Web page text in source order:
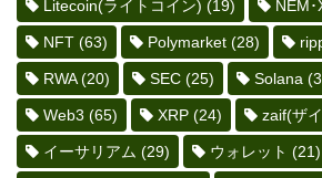
Litecoin(ライトコイン) (19) NEM
NFT (63) Polymarket (28)
RWA(20) SEC (25) Solana
Web3 (65) XRP (24) zaif(ザ
イーサリアム (29) ウォレット (21)